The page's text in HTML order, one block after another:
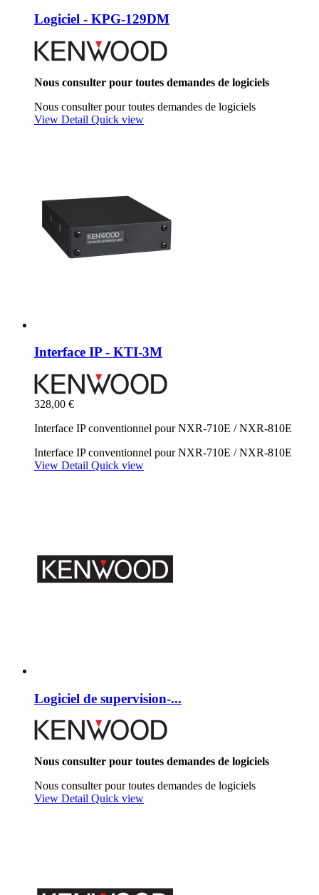
Logiciel - KPG-129DM
Nous consulter pour toutes demandes de logiciels
Nous consulter pour toutes demandes de logiciels
View Detail Quick view
Interface IP - KTI-3M
328,00 €
Interface IP conventionnel pour NXR-710E / NXR-810E
Interface IP conventionnel pour NXR-710E / NXR-810E
View Detail Quick view
Logiciel de supervision-...
Nous consulter pour toutes demandes de logiciels
Nous consulter pour toutes demandes de logiciels
View Detail Quick view